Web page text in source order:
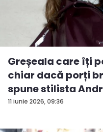
11 iunie 2026, 09:36
Greșeala care îți
chiar dacă porți
spune stilista